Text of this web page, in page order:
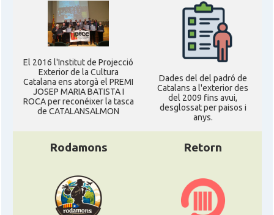
El 2016 l'Institut de Projecció
Exterior de la Cultura
Catalana ens atorgà el PREMI
JOSEP MARIA BATISTA I
ROCA per reconéixer la tasca
de CATALANSALMON
Dades del del padró de
Catalans a l'exterior des
del 2009 fins avui,
desglossat per paisos i
anys.
Rodamons Retorn